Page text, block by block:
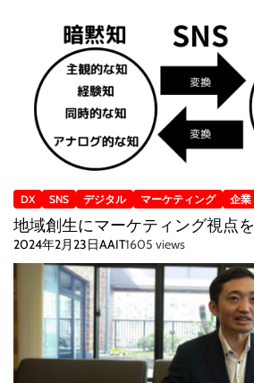
DX SNS デジタル マーケティング 企業
地域創生にマーケティング視点を
2024年2月23日AAIT1605 views